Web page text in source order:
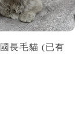
長毛貓 (已有